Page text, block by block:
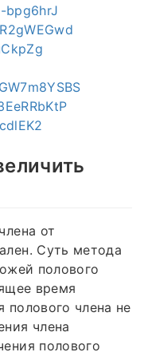
bpg6hrJ
от
Суть метода
полового
время
полового члена не
члена
полового